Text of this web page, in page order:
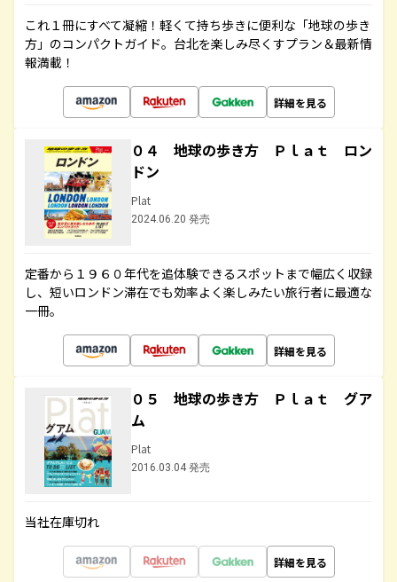
これ１冊にすべて凝縮！軽くて持ち歩きに便利な「地球の歩き
方」のコンパクトガイド。台北を楽しみ尽くすプラン＆最新情
報満載！
詳細を見る
０４ 地球の歩き方 Ｐｌａｔ ロン
ドン
Plat
2024.06.20 発売
定番から１９６０年代を追体験できるスポットまで幅広く収録
し、短いロンドン滞在でも効率よく楽しみたい旅行者に最適な
一冊。
詳細を見る
０５ 地球の歩き方 Ｐｌａｔ グア
ム
Plat
2016.03.04 発売
当社在庫切れ
詳細を見る